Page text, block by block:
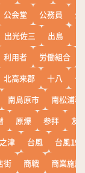
公会堂 公務員
公
出光佐三 出島
利用者 労働組合
北高来郡 十八
十
南島原市
南松浦郡
原爆 参拝
友
津 台風
台風19
街 商戦
商業施設